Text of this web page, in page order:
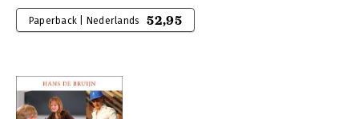
Paperback | Nederlands 52,95